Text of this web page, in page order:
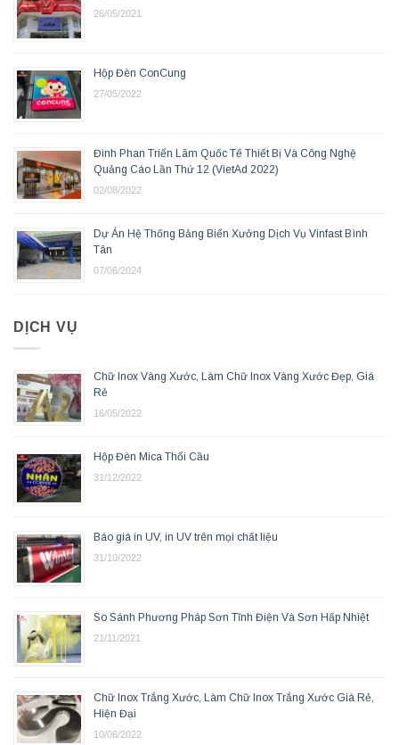
26/05/2021
Hộp Đèn ConCung
27/05/2022
Đinh Phan Triển Lãm Quốc Tế Thiết Bị Và Công Nghệ
Quảng Cáo Lần Thứ 12 (VietAd 2022)
02/08/2022
Dự Án Hệ Thống Bảng Biển Xưởng Dịch Vụ Vinfast Bình
Tân
07/06/2024
DỊCH VỤ
Chữ Inox Vàng Xước, Làm Chữ Inox Vàng Xước Đẹp, Giá
Rẻ
16/05/2022
Hộp Đèn Mica Thổi Cầu
31/12/2022
Báo giá in UV, in UV trên mọi chất liệu
31/10/2022
So Sánh Phương Pháp Sơn Tĩnh Điện Và Sơn Hấp Nhiệt
21/11/2021
Chữ Inox Trắng Xước, Làm Chữ Inox Trắng Xước Giá Rẻ,
Hiện Đại
10/06/2022